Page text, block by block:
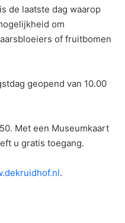
de laatste dag waarop
om
of fruitbomen
geopend van 10.00
Met een Museumkaart
u gratis toegang.
.